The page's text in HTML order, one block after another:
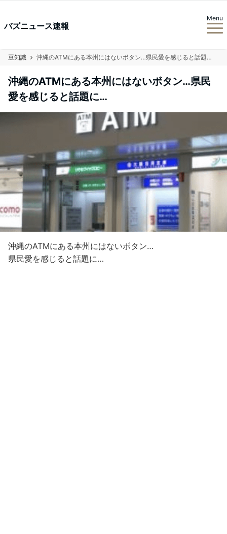
バズニュース速報
Menu
豆知識 沖縄のATMにある本州にはないボタン…県民愛を感じると話題に…
沖縄のATMにある本州にはないボタン…県民
愛を感じると話題に…
沖縄のATMにある本州にはないボタン…
県民愛を感じると話題に…